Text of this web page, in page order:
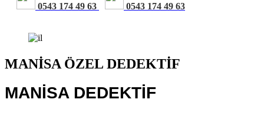
0543 174 49 63 0543 174 49 63
MANİSA ÖZEL DEDEKTİF
MANİSA DEDEKTİF